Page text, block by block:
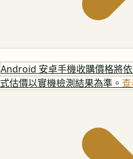
Android 安卓手機收購價格將
式估價以實機檢測結果為準。